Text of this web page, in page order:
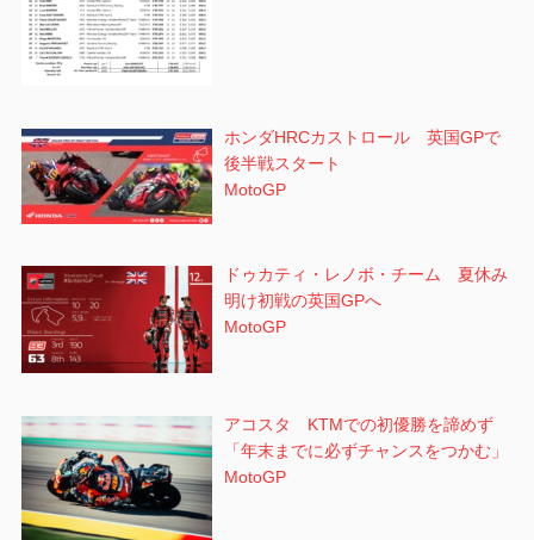
ホンダHRCカストロール 英国GPで
後半戦スタート
MotoGP
ドゥカティ・レノボ・チーム 夏休み
明け初戦の英国GPへ
MotoGP
アコスタ KTMでの初優勝を諦めず
「年末までに必ずチャンスをつかむ」
MotoGP